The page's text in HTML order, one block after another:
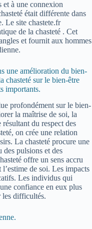
et à une connexion
était différente dans
Le site chastete.fr
de la chasteté . Cet
et fournit aux hommes
une amélioration du bien-
chasteté sur le bien-être
importants.
profondément sur le bien-
la maîtrise de soi, la
du respect des
on crée une relation
La chasteté procure une
des pulsions et des
offre un sens accru
de soi. Les impacts
Les individus qui
confiance en eux plus
les difficultés.